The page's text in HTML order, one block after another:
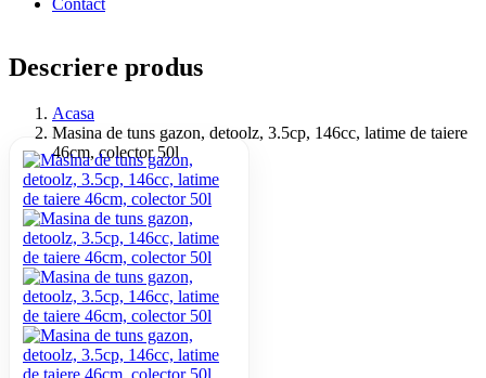
Descriere produs
Acasa
Masina de tuns gazon, detoolz, 3.5cp, 146cc, latime de taiere
46cm, colector 50l